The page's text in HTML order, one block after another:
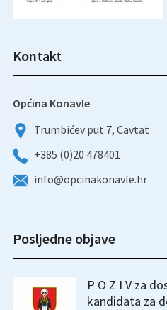
Kontakt
Općina Konavle
Trumbićev put 7, Cavtat
+385 (0)20 478401
info@opcinakonavle.hr
Posljedne objave
P O Z I V za
kandidata za